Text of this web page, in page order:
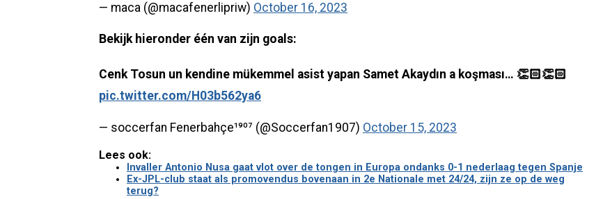
— maca (@macafenerlipriw) October 16, 2023
Bekijk hieronder één van zijn goals:
Cenk Tosun un kendine mükemmel asist yapan Samet Akaydın a koşması… 👏🏻👏🏻
pic.twitter.com/H03b562ya6
— soccerfan Fenerbahçe¹⁹⁰⁷ (@Soccerfan1907) October 15, 2023
Lees ook:
Invaller Antonio Nusa gaat vlot over de tongen in Europa ondanks 0-1 nederlaag tegen Spanje
Ex-JPL-club staat als promovendus bovenaan in 2e Nationale met 24/24, zijn ze op de weg
terug?